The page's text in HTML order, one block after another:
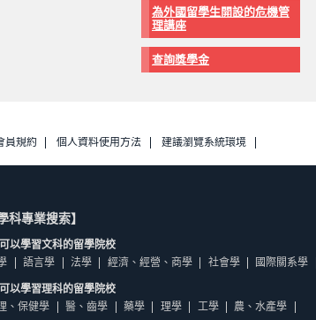
為外國留學生開設的危機管
理講座
查詢獎學金
員規約 個人資料使用方法 建議瀏覽系統環境
科專業搜索】
以學習文科的留學院校
語言學 法學 經濟、經營、商學 社會學 國際關系學
以學習理科的留學院校
、保健學
醫、齒學 藥學 理學 工學 農、水產學